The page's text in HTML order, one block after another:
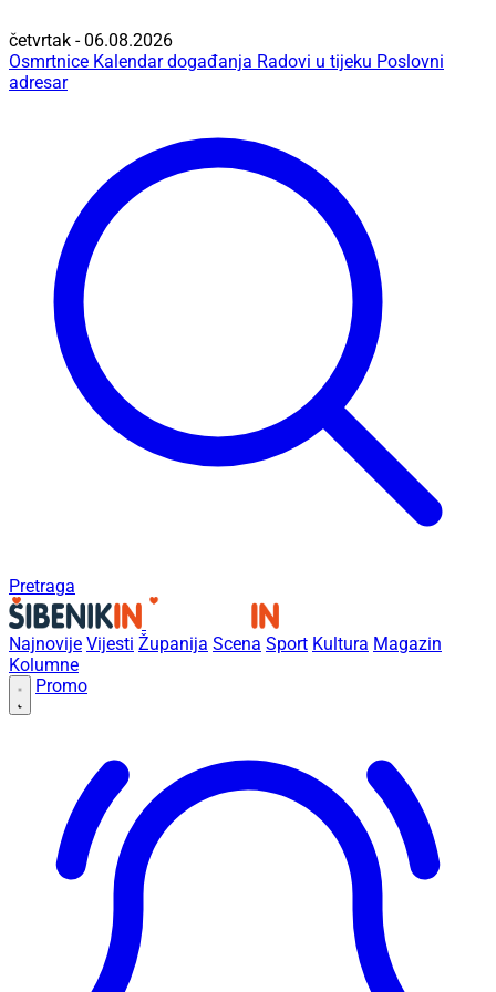
četvrtak - 06.08.2026
Osmrtnice Kalendar događanja Radovi u tijeku Poslovni
adresar
Pretraga
Najnovije Vijesti Županija Scena Sport Kultura Magazin
Kolumne
Promo